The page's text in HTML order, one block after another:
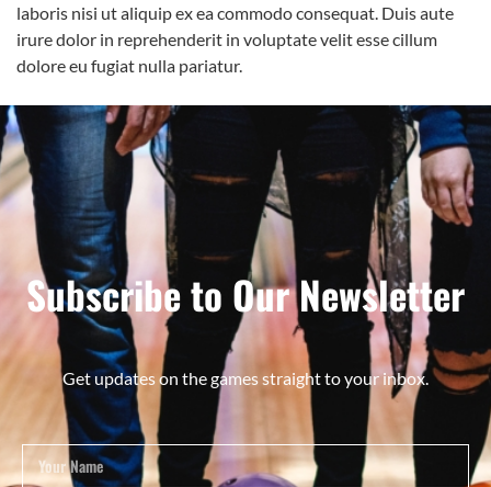
laboris nisi ut aliquip ex ea commodo consequat. Duis aute
irure dolor in reprehenderit in voluptate velit esse cillum
dolore eu fugiat nulla pariatur.
Subscribe to Our Newsletter
Get updates on the games straight to your inbox.